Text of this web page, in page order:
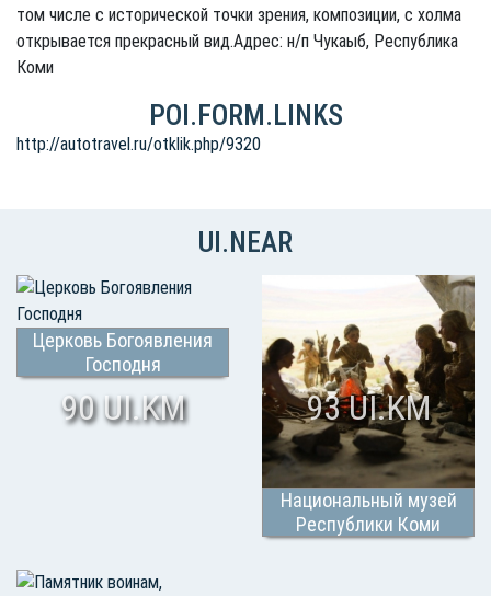
том числе с исторической точки зрения, композиции, с холма
открывается прекрасный вид.Адрес: н/п Чукаыб, Республика
Коми
POI.FORM.LINKS
http://autotravel.ru/otklik.php/9320
UI.NEAR
Церковь Богоявления
Господня
90 UI.KM
Национальный музей
Республики Коми
93 UI.KM